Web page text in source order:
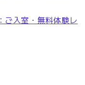
：ご入室・無料体験レ